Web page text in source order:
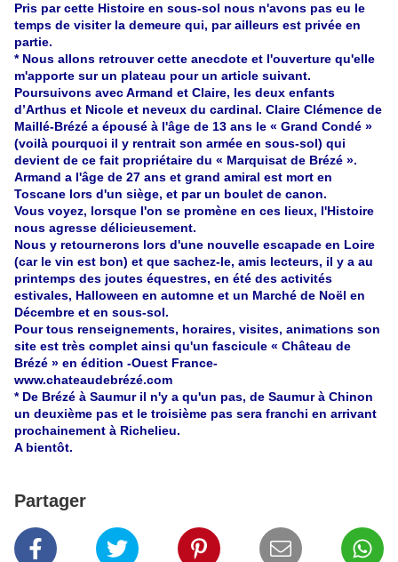
Pris par cette Histoire en sous-sol nous n'avons pas eu le
temps de visiter la demeure qui, par ailleurs est privée en
partie.
* Nous allons retrouver cette anecdote et l'ouverture qu'elle
m'apporte sur un plateau pour un article suivant.
Poursuivons avec Armand et Claire, les deux enfants
d’Arthus et Nicole et neveux du cardinal. Claire Clémence de
Maillé-Brézé a épousé à l'âge de 13 ans le « Grand Condé »
(voilà pourquoi il y rentrait son armée en sous-sol) qui
devient de ce fait propriétaire du « Marquisat de Brézé ».
Armand a l'âge de 27 ans et grand amiral est mort en
Toscane lors d'un siège, et par un boulet de canon.
Vous voyez, lorsque l'on se promène en ces lieux, l'Histoire
nous agresse délicieusement.
Nous y retournerons lors d'une nouvelle escapade en Loire
(car le vin est bon) et que sachez-le, amis lecteurs, il y a au
printemps des joutes équestres, en été des activités
estivales, Halloween en automne et un Marché de Noël en
Décembre et en sous-sol.
Pour tous renseignements, horaires, visites, animations son
site est très complet ainsi qu'un fascicule « Château de
Brézé » en édition -Ouest France-
www.chateaudebrézé.com
* De Brézé à Saumur il n'y a qu'un pas, de Saumur à Chinon
un deuxième pas et le troisième pas sera franchi en arrivant
prochainement à Richelieu.
A bientôt.
Partager